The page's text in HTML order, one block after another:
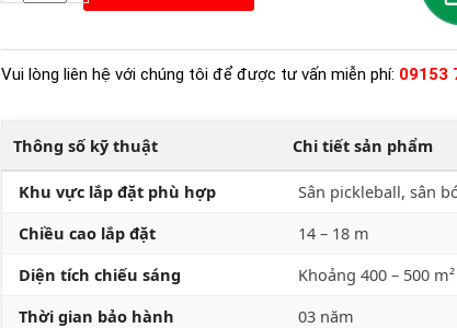
Vui lòng liên hệ với chúng tôi để được tư vấn miễn phí: 09153
Thông số kỹ thuật Chi tiết sản phẩm
Khu vực lắp đặt phù hợp
Sân pickleball, sân
Chiều cao lắp đặt
14 – 18 m
Diện tích chiếu sáng
Khoảng 400 – 500 m²
Thời gian bảo hành
03 năm